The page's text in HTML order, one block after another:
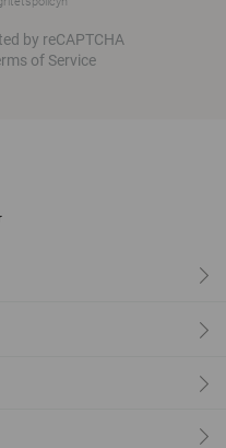
by reCAPTCHA
of Service